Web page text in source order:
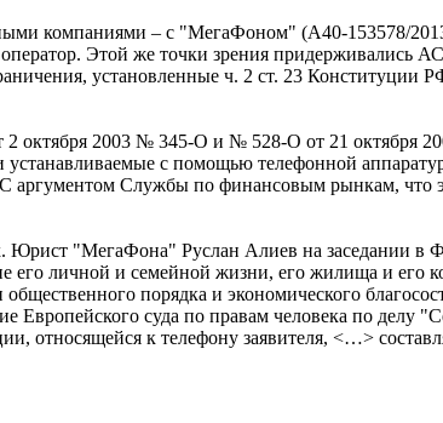
компаниями – с "МегаФоном" (А40-153578/
Этой же точки зрения
установленные ч. 2 ст. 23 Конституции
2003 № 345-О и № 528-О от 21 октября
устанавливаемые с помощью телефонной
аргументом Службы по финансовым рынкам, что
Юрист "МегаФона" Руслан Алиев на заседании
его личной и семейной жизни, его жилища и его
порядка и экономического
Европейского суда по правам человека по делу
относящейся к телефону заявителя, <…>